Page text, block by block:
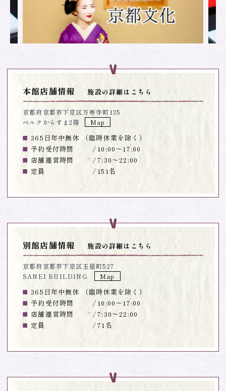
本館店舗情報 施設の詳細はこちら
京都府京都市下京区万寿寺町135
ベルクからすま2階
Map
365日年中無休 （臨時休業を除く）
予約受付時間
10:00～17:00
店舗運営時間
7:30～22:00
定員
151名
別館店舗情報 施設の詳細はこちら
京都府京都市下京区玉屋町527
SANEI BUILDING
Map
365日年中無休 （臨時休業を除く）
予約受付時間
10:00～17:00
店舗運営時間
7:30～22:00
定員
71名